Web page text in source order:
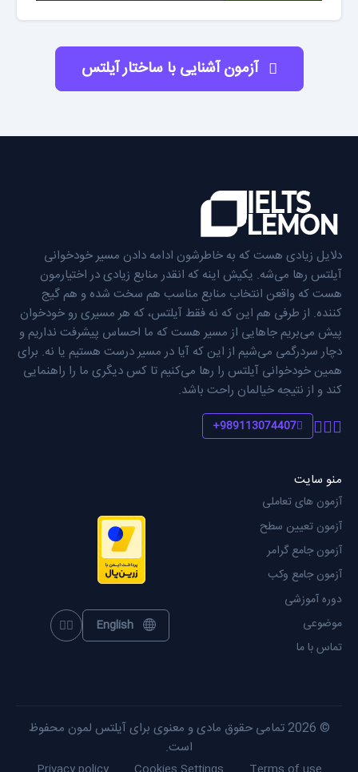
آزمون آشنایی با ساختار آیلتس
دلایل زیادی هست که به خاطرشون ادامه دادن مسیر خودخوانی
آیلتس رها می‌شه. یکیش اینه که انقدر منابع زیادی در اختیارمون
هست که واقعن انتخاب منابع مناسب هم سخت شده و هم گیج
کننده. از طرفی هم این که نه فقط آیلتس، که هر مسیری رو خودخوان
پیش می‌بریم جاهایی از مسیر هست که ما احساس پیشرفت نداریم و
دچار سردرگمی می‌شیم از این که آیا در مسیر درست هستیم یا نه. برای
همین خودخوانی آیلتس را رها می‌کنیم تا کس دیگری ما را راهنمایی
کند و از نتیجه خیالمان راحت باشد.
989113074407+
منو سایت
آزمون های تعاملی
آزمون تعیین سطح
آزمون جامع گرامر
آزمون جامع وکب
دوره آموزشی
موضوعی
تماس با ما
English
theme
© 2026 تمامی حقوق مادی و معنوی برای آیلتس لمون محفوظ
است.